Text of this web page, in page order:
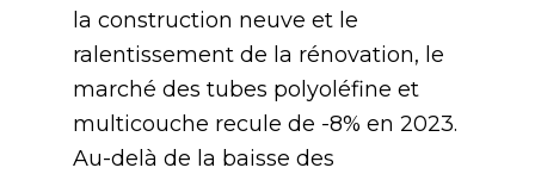
la construction neuve et le
ralentissement de la rénovation, le
marché des tubes polyoléfine et
multicouche recule de -8% en 2023.
Au-delà de la baisse des